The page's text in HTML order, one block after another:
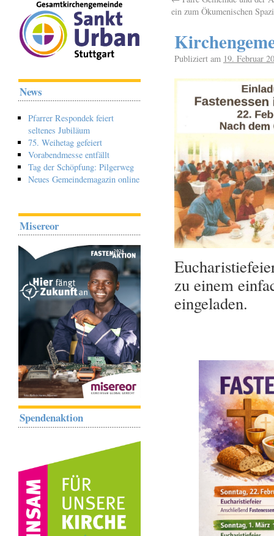
ein zum Ökumenischen
Publiziert am 19. Februar
zu einem
eingeladen.
News
Pfarrer Respondek feiert
seltenes Jubiläum
75. Weihetag gefeiert
Vorabendmesse entfällt
Tag der Schöpfung: Pilgerweg
Neues Gemeindemagazin online
Misereor
Spendenaktion